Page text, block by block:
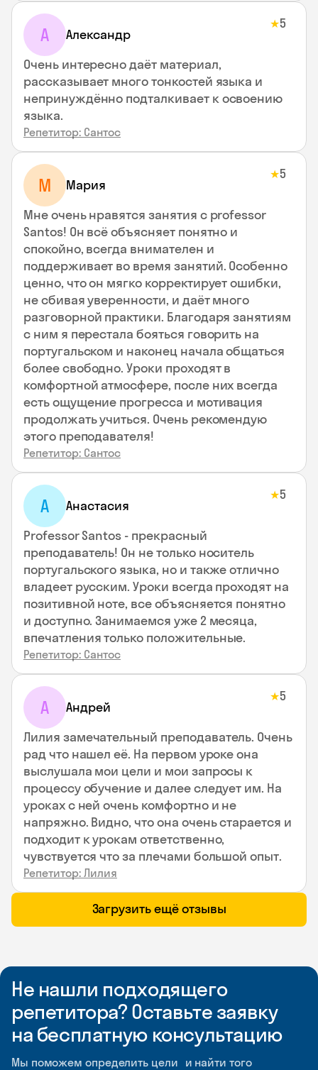
А Александр
★5
Очень интересно даёт материал,
рассказывает много тонкостей языка и
непринуждённо подталкивает к освоению
языка.
Репетитор: Сантос
М Мария
★5
Мне очень нравятся занятия с professor
Santos! Он всё объясняет понятно и
спокойно, всегда внимателен и
поддерживает во время занятий. Особенно
ценно, что он мягко корректирует ошибки,
не сбивая уверенности, и даёт много
разговорной практики. Благодаря занятиям
с ним я перестала бояться говорить на
португальском и наконец начала общаться
более свободно. Уроки проходят в
комфортной атмосфере, после них всегда
есть ощущение прогресса и мотивация
продолжать учиться. Очень рекомендую
этого преподавателя!
Репетитор: Сантос
А Анастасия
★5
Professor Santos - прекрасный
преподаватель! Он не только носитель
португальского языка, но и также отлично
владеет русским. Уроки всегда проходят на
позитивной ноте, все объясняется понятно
и доступно. Занимаемся уже 2 месяца,
впечатления только положительные.
Репетитор: Сантос
А Андрей
★5
Лилия замечательный преподаватель. Очень
рад что нашел её. На первом уроке она
выслушала мои цели и мои запросы к
процессу обучение и далее следует им. На
уроках с ней очень комфортно и не
напряжно. Видно, что она очень старается и
подходит к урокам ответственно,
чувствуется что за плечами большой опыт.
Репетитор: Лилия
Загрузить ещё отзывы
Не нашли подходящего
репетитора? Оставьте заявку
на бесплатную консультацию
Мы поможем определить цели и найти того